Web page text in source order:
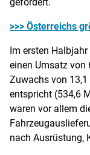
>>> Österreichs
Im ersten
einen Umsatz von
Zuwachs von
entspricht (534,6
waren vor allem
nach Ausrüstung,